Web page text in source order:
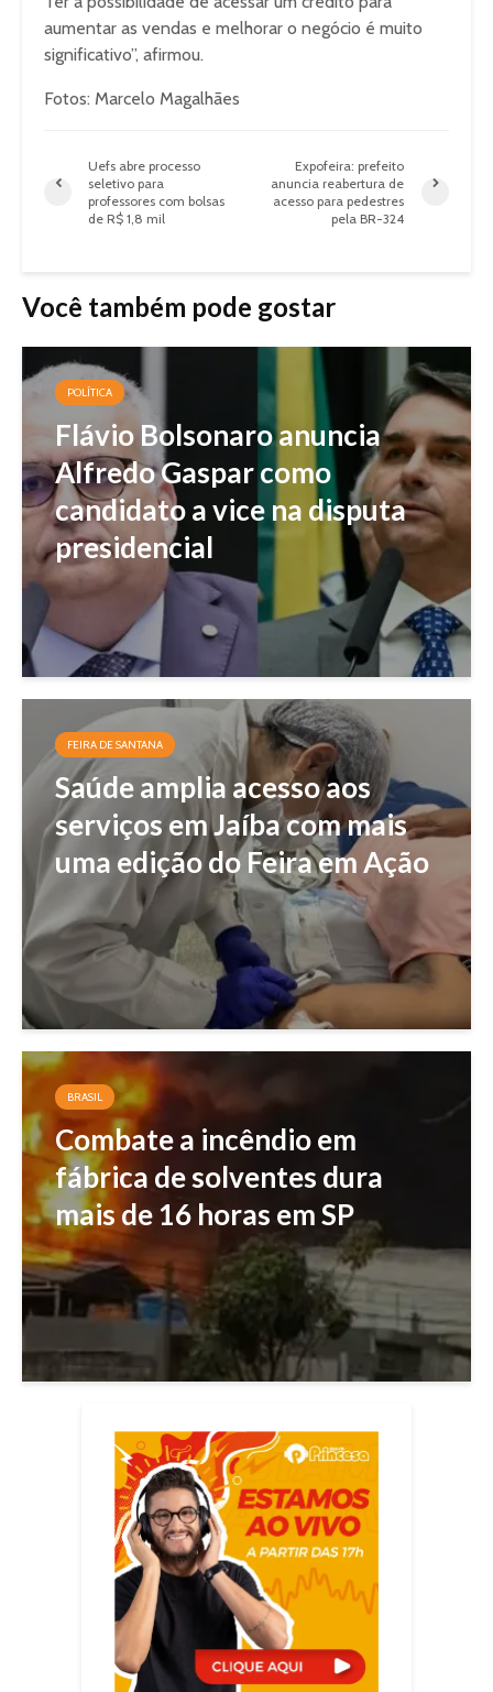
aumentar as vendas e melhorar o negócio é muito
significativo”, afirmou.
Fotos: Marcelo Magalhães
Uefs abre processo
seletivo para
professores com bolsas
de R$ 1,8 mil
Expofeira: prefeito
anuncia reabertura de
acesso para pedestres
pela BR-324
Você também pode gostar
POLÍTICA
Flávio Bolsonaro anuncia
Alfredo Gaspar como
candidato a vice na disputa
presidencial
FEIRA DE SANTANA
Saúde amplia acesso aos
serviços em Jaíba com mais
uma edição do Feira em Ação
BRASIL
Combate a incêndio em
fábrica de solventes dura
mais de 16 horas em SP